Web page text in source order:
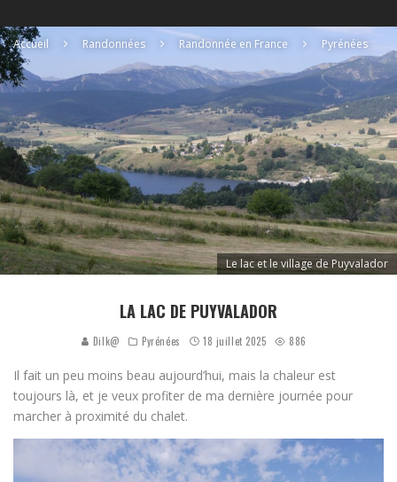
Accueil Randonnées Randonnée en France Pyrénées
Le lac et le village de Puyvalador
LA LAC DE PUYVALADOR
Dilk@ Pyrénées 18 juillet 2025 886
Il fait un peu moins beau aujourd’hui, mais la chaleur est
toujours là, et je veux profiter de ma dernière journée pour
marcher à proximité du chalet.